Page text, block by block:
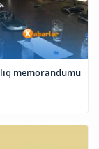
memorandumu